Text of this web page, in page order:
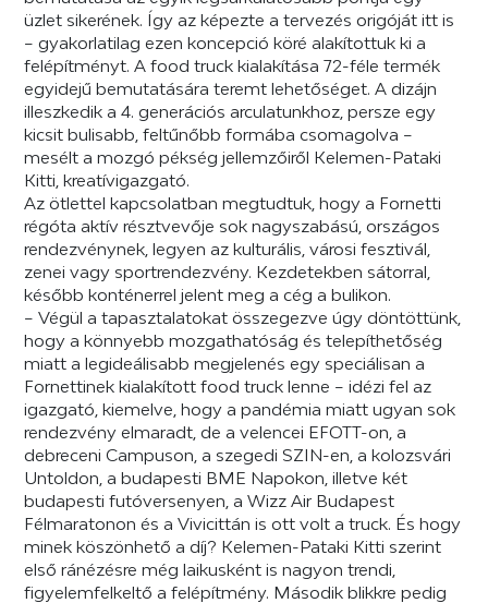
üzlet sikerének. Így az képezte a tervezés origóját itt is
– gyakorlatilag ezen koncepció köré alakítottuk ki a
felépítményt. A food truck kialakítása 72-féle termék
egyidejű bemutatására teremt lehetőséget. A dizájn
illeszkedik a 4. generációs arculatunkhoz, persze egy
kicsit bulisabb, feltűnőbb formába csomagolva –
mesélt a mozgó pékség jellemzőiről Kelemen-Pataki
Kitti, kreatívigazgató.
Az ötlettel kapcsolatban megtudtuk, hogy a Fornetti
régóta aktív résztvevője sok nagyszabású, országos
rendezvénynek, legyen az kulturális, városi fesztivál,
zenei vagy sportrendezvény. Kezdetekben sátorral,
később konténerrel jelent meg a cég a bulikon.
– Végül a tapasztalatokat összegezve úgy döntöttünk,
hogy a könnyebb mozgathatóság és telepíthetőség
miatt a legideálisabb megjelenés egy speciálisan a
Fornettinek kialakított food truck lenne – idézi fel az
igazgató, kiemelve, hogy a pandémia miatt ugyan sok
rendezvény elmaradt, de a velencei EFOTT-on, a
debreceni Campuson, a szegedi SZIN-en, a kolozsvári
Untoldon, a budapesti BME Napokon, illetve két
budapesti futóversenyen, a Wizz Air Budapest
Félmaratonon és a Vivicittán is ott volt a truck. És hogy
minek köszönhető a díj? Kelemen-Pataki Kitti szerint
első ránézésre még laikusként is nagyon trendi,
figyelemfelkeltő a felépítmény. Második blikkre pedig